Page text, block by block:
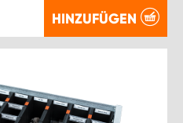
HINZUFÜGEN